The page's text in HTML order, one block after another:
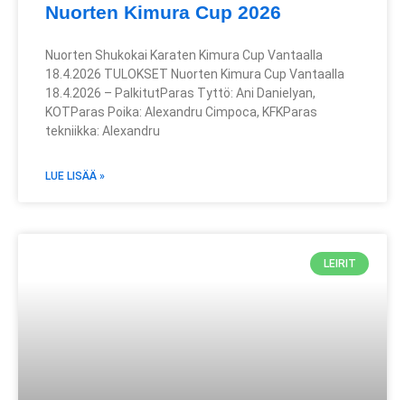
Nuorten Kimura Cup 2026
Nuorten Shukokai Karaten Kimura Cup Vantaalla
18.4.2026 TULOKSET Nuorten Kimura Cup Vantaalla
18.4.2026 – PalkitutParas Tyttö: Ani Danielyan,
KOTParas Poika: Alexandru Cimpoca, KFKParas
tekniikka: Alexandru
LUE LISÄÄ »
LEIRIT